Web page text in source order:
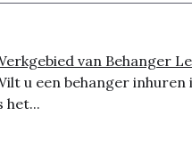
van Behanger
u een behanger inhuren
het...